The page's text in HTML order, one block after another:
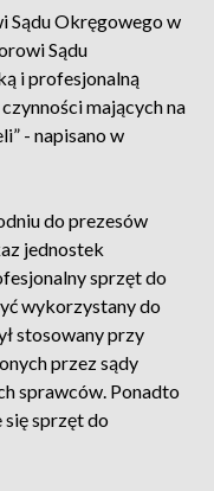
Sądu Okręgowego w
Sądu
i profesjonalną
mających na
- napisano w
do prezesów
jednostek
sprzęt do
wykorzystany do
stosowany przy
przez sądy
sprawców. Ponadto
się sprzęt do